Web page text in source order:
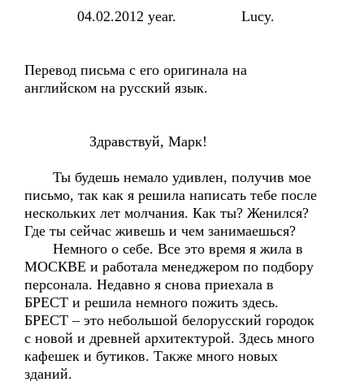
04.02.2012 year. Lucy.
Перевод письма с его оригинала на
английском на русский язык.
Здравствуй, Марк!
Ты будешь немало удивлен, получив мое
письмо, так как я решила написать тебе после
нескольких лет молчания. Как ты? Женился?
Где ты сейчас живешь и чем занимаешься?
Немного о себе. Все это время я жила в
МОСКВЕ и работала менеджером по подбору
персонала. Недавно я снова приехала в
БРЕСТ и решила немного пожить здесь.
БРЕСТ – это небольшой белорусский городок
с новой и древней архитектурой. Здесь много
кафешек и бутиков. Также много новых
зданий.